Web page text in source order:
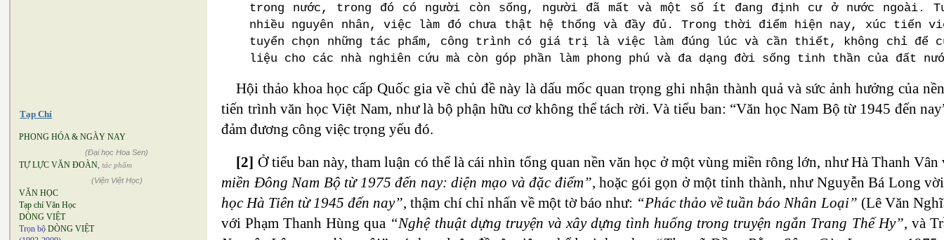
Tạp Chí
PHONG HÓA & NGÀY NAY
(Đại học Hoa Sen)
TỰ LỰC VĂN ĐOÀN, tác phẩm
(Viện Việt Học)
VĂN HỌC
Tạp chí Văn Học
DÒNG VIỆT
Trọn bộ DÒNG VIỆT
trong nước, trong đó có người còn sống, người đã mất và một số ít đang định cư ở nước ngoài.
nhiều nguyên nhân, việc làm đó chưa thật hệ thống và đầy đủ. Trong thời điểm hiện nay, xúc tiến
tuyển chọn những tác phẩm, công trình có giá trị là việc làm đúng lúc và cần thiết, không chỉ để
liệu cho các nhà nghiên cứu mà còn góp phần làm phong phú và đa dạng đời sống tinh thần của đất
Hội thảo khoa học cấp Quốc gia về chủ đề này là dấu mốc quan trọng ghi nhận thành quả và sức ảnh hưởng của
tiến trình văn học Việt Nam, như là bộ phận hữu cơ không thể tách rời. Và tiểu ban: “Văn học Nam Bộ từ 1945 đến
đảm đương công việc trọng yếu đó.
[2] Ở tiểu ban này, tham luận có thể là cái nhìn tổng quan nền văn học ở một vùng miền rông lớn, như Hà Thanh
miền Đông Nam Bộ từ 1975 đến nay: diện mạo và đặc điểm”, hoặc gói gọn ở một tỉnh thành, như Nguyễn Bá Long
học Hà Tiên từ 1945 đến nay”, thậm chí chỉ nhấn về một tờ báo như: “Phác thảo về tuần báo Nhân Loại” (Lê Văn
với Phạm Thanh Hùng qua “Nghệ thuật dựng truyện và xây dựng tình huống trong truyện ngắn Trang Thế Hy”, và